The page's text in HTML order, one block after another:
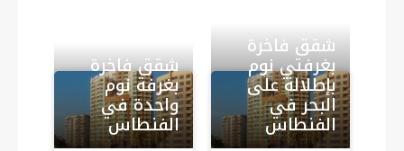
شقق فاخرة
بغرفتي نوم
بإطلالة على
البحر في
الفنطاس
شقق فاخرة
بغرفة نوم
واحدة في
الفنطاس